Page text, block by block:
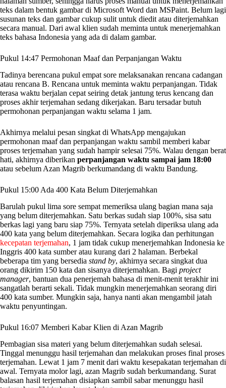
teks dalam bentuk gambar di Microsoft Word dan MSPaint. Belum lagi
susunan teks dan gambar cukup sulit untuk diedit atau diterjemahkan
secara manual. Dari awal klien sudah meminta untuk menerjemahkan
teks bahasa Indonesia yang ada di dalam gambar.
Pukul 14:47 Permohonan Maaf dan Perpanjangan Waktu
Tadinya berencana pukul empat sore melaksanakan rencana cadangan
atau rencana B. Rencana untuk meminta waktu perpanjangan. Tidak
terasa waktu berjalan cepat seiring detak jantung terus kencang dan
proses akhir terjemahan sedang dikerjakan. Baru tersadar butuh
permohonan perpanjangan waktu selama 1 jam.
Akhirnya melalui pesan singkat di WhatsApp mengajukan
permohonan maaf dan perpanjangan waktu sambil memberi kabar
proses terjemahan yang sudah hampir selesai 75%. Walau dengan berat
hati, akhirnya diberikan perpanjangan waktu sampai jam 18:00
atau sebelum Azan Magrib berkumandang di waktu Bandung.
Pukul 15:00 Ada 400 Kata Belum Diterjemahkan
Barulah pukul lima sore sempat memeriksa ulang bagian mana saja
yang belum diterjemahkan. Satu berkas sudah siap 100%, sisa satu
berkas lagi yang baru siap 75%. Ternyata setelah diperiksa ulang ada
400 kata yang belum diterjemahkan. Secara logika dan perhitungan
kecepatan terjemahan, 1 jam tidak cukup menerjemahkan Indonesia ke
Inggris 400 kata sumber atau kurang dari 2 halaman. Berbekal
beberapa tim yang bersedia stand by, akhirnya secara singkat dua
orang dikirim 150 kata dan sisanya diterjemahkan. Bagi project
manager, bantuan dua penerjemah bahasa di menit-menit terakhir ini
sangatlah berarti sekali. Tidak mungkin menerjemahkan seorang diri
400 kata sumber. Mungkin saja, hanya nanti akan mengambil jatah
waktu penyuntingan.
Pukul 16:07 Memberi Kabar Klien di Azan Magrib
Pembagian sisa materi yang belum diterjemahkan sudah selesai.
Tinggal menunggu hasil terjemahan dan melakukan proses final proses
terjemahan. Lewat 1 jam 7 menit dari waktu kesepakatan terjemahan di
awal. Ternyata molor lagi, azan Magrib sudah berkumandang. Surat
balasan hasil terjemahan disiapkan sambil sabar menunggu hasil